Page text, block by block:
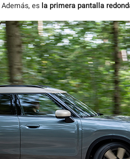
es la primera pantalla